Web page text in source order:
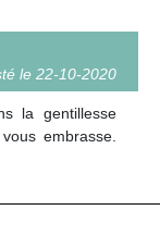
le 22-10-2020
la gentillesse
embrasse.